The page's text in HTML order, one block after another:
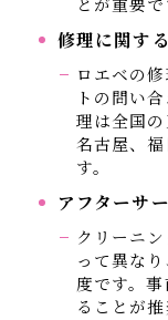
修理に関す
ロエベの
トの問い
理は全国
名古屋、
す。
アフターサ
クリーニ
って異な
度です。
ることが推